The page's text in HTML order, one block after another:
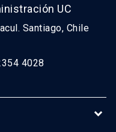
UC
Santiago, Chile
4028